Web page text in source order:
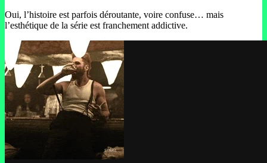
Oui, l’histoire est parfois déroutante, voire confuse… mais
l’esthétique de la série est franchement addictive.